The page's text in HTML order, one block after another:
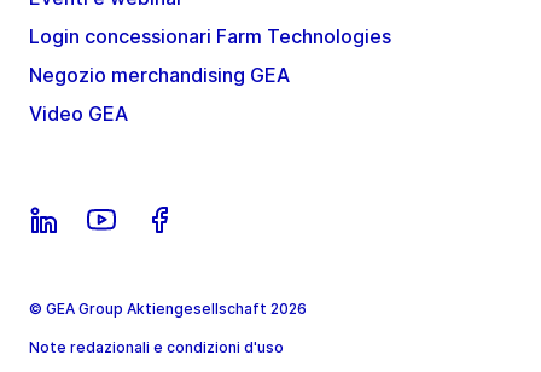
Login concessionari Farm Technologies
Negozio merchandising GEA
Video GEA
© GEA Group Aktiengesellschaft 2026
Note redazionali e condizioni d'uso